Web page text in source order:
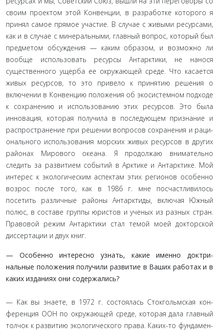
своим проектом этой Кон­венции, в разработке которого я
принял самое прямое участие. В случае с живыми ресурсами,
как и в случае с минеральными, главный вопрос, который был
предметом обсуждения — каким образом, и возможно ли
вообще использовать ресурсы Антар­ктики, не нанося
существенного ущерба ее окружающей среде. Что касается
живых ресурсов, то это привело к принятию ре­шения о
включении в Конвенцию положения об экосистемном подходе
к сохранению и использованию этих ресурсов. Это была
инновация, которая получила в последующем признание и
распространение при решении вопросов сохранения и раци­
онального использования морских живых ресурсов в других
районах Мирового океана. Я продолжаю внимательно
следить за развитием событий в Арктике и Антарктике. Мой
интерес к экологическим аспектам этих регионов особенно
возрос по­сле того, как в 1986 г. мне посчастливилось
посетить различные районы Антарктиды, включая Южный
полюс, в составе группы юристов и ученых из разных стран.
Правовой режим Антар­ктики стал темой моей докторской
диссертации и двух книг.
— Особенно интересно узнать, какие именно доктри­
нальные положения получили развитие в Ваших работах и в
каких изданиях они содержались?
— Как вы знаете, в 1972 г. состоялась Стокгольмская кон­
ференция ООН по окружающей среде, которая дала главный
толчок к развитию экологического права. Каких-то фундамен­